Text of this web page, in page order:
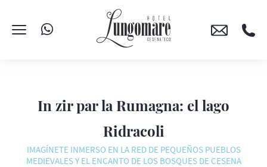
In zir par la Rumagna: el lago
Ridracoli
IMAGÍNETE INMERSO EN LA RED DE PEQUEÑOS PUEBLOS
MEDIEVALES Y EL ENCANTO DE LOS BOSQUES DE CESENA